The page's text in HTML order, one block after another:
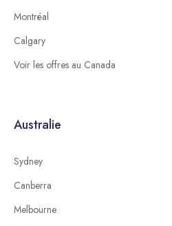
Montréal
Calgary
Voir les offres au Canada
Australie
Sydney
Canberra
Melbourne